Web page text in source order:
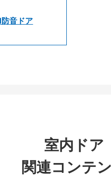
音ドア
室内ドア
関連コンテ